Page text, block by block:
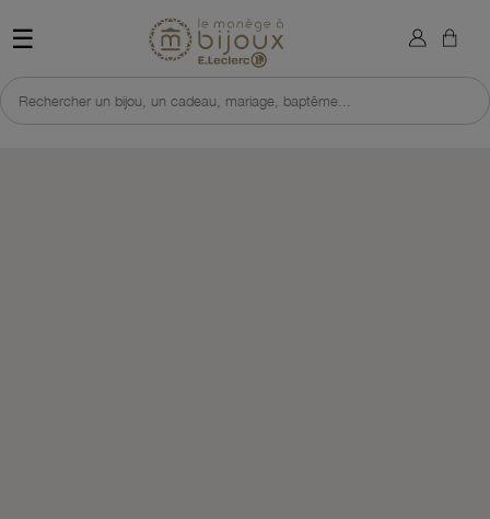
☰ Retour à l'accueil du site
Rechercher un bijou, un cadeau, mariage, baptême...
×